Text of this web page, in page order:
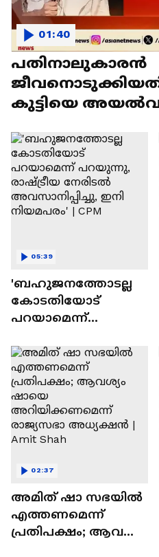
പതിനാലുകാരൻ
കുട്ടിയെ
Trivandrum
01:40
'ബഹുജനത്തോടല്ല
കോടതിയോട്
പറയാമെന്ന്
നേരിടൽ
അവസാനിപ്പിച്ചു, ഇനി
നിയമപരം' | CPM
05:39
അമിത് ഷാ സഭയില്‍
എത്തണമെന്ന്
പ്രതിപക്ഷം; ആവശ്യം
02:37